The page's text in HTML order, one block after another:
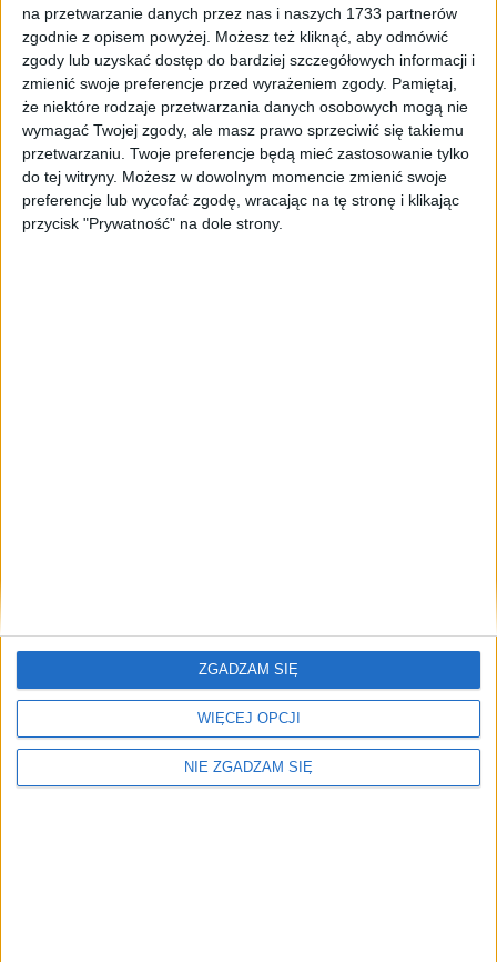
na przetwarzanie danych przez nas i naszych 1733 partnerów
zgodnie z opisem powyżej. Możesz też kliknąć, aby odmówić
zgody lub uzyskać dostęp do bardziej szczegółowych informacji i
zmienić swoje preferencje przed wyrażeniem zgody. Pamiętaj,
że niektóre rodzaje przetwarzania danych osobowych mogą nie
wymagać Twojej zgody, ale masz prawo sprzeciwić się takiemu
przetwarzaniu. Twoje preferencje będą mieć zastosowanie tylko
do tej witryny. Możesz w dowolnym momencie zmienić swoje
preferencje lub wycofać zgodę, wracając na tę stronę i klikając
przycisk "Prywatność" na dole strony.
WIĘCEJ OPCJI
NIE ZGADZAM SIĘ
ZGADZAM SIĘ
#koronawirus MPK
artykułówKomunikacjaKoronawirusMiastoMobilność
Najnowsze
Sortuj:
Kategoria:
TOPKomunikacja · 25 maj 2021
Brak artykułów z tym tagiem.
1)